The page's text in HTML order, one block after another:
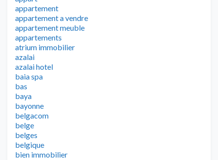
appartement
appartement a vendre
appartement meuble
appartements
atrium immobilier
azalai
azalai hotel
baia spa
bas
baya
bayonne
belgacom
belge
belges
belgique
bien immobilier